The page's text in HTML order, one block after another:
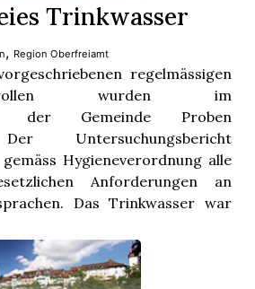
Trinkwasser
, Region Oberfreiamt
regelmässigen
wurden im
der Gemeinde Proben
Untersuchungsbericht
Hygieneverordnung alle
Anforderungen an
Das Trinkwasser war